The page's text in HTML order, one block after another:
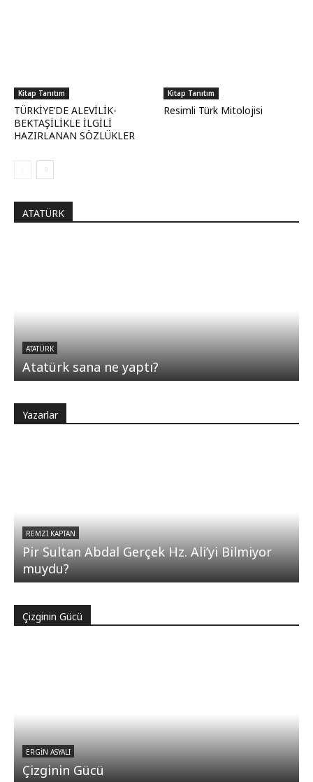
Kitap Tanıtım
TÜRKİYE’DE ALEVİLİK-
BEKTAŞİLİKLE İLGİLİ
HAZIRLANAN SÖZLÜKLER
Kitap Tanıtım
Resimli Türk Mitolojisi
ATATÜRK
ATATÜRK
Atatürk sana ne yaptı?
Yazarlar
REMZI KAPTAN
Pir Sultan Abdal Gerçek Hz. Ali’yi Bilmiyor
muydu?
Çizginin Gücü
ERGIN ASYALI
Çizginin Gücü